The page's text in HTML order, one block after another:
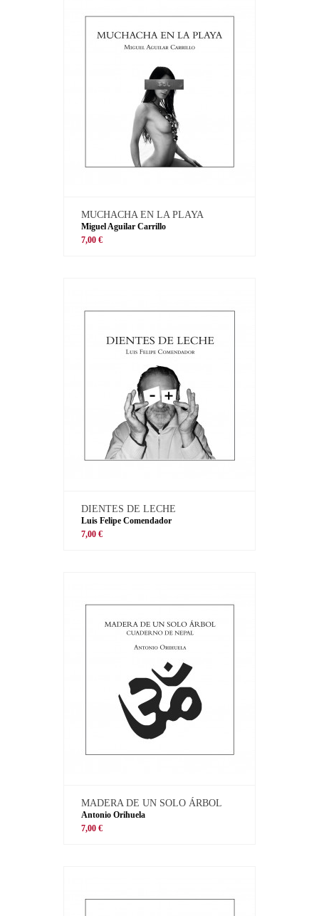
MUCHACHA EN LA PLAYA
Miguel Aguilar Carrillo
7,00 €
DIENTES DE LECHE
Luis Felipe Comendador
7,00 €
MADERA DE UN SOLO ÁRBOL
Antonio Orihuela
7,00 €